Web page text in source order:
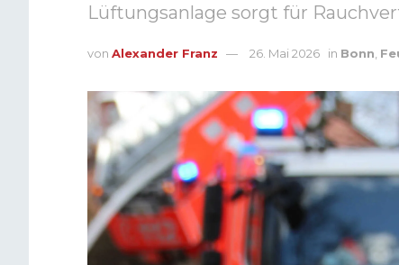
Lüftungsanlage sorgt für
von Alexander Franz 26. Mai 2026 in Bonn,